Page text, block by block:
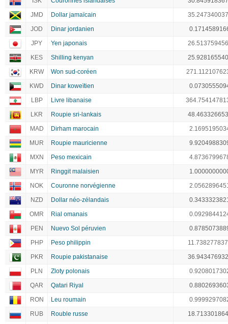
JMD
Dollar jamaïcain
JOD
Dinar jordanien
JPY
Yen japonais
KES
Shilling kenyan
KRW
Won sud-coréen
KWD
Dinar koweïtien
LBP
Livre libanaise
LKR
Roupie sri-lankais
MAD
Dirham marocain
MUR
Roupie mauricienne
MXN
Peso mexicain
MYR
Ringgit malaisien
NOK
Couronne norvégienne
NZD
Dollar néo-zélandais
OMR
Rial omanais
PEN
Nuevo Sol péruvien
PHP
Peso philippin
PKR
Roupie pakistanaise
PLN
Zloty polonais
QAR
Qatari Riyal
RON
Leu roumain
RUB
Rouble russe